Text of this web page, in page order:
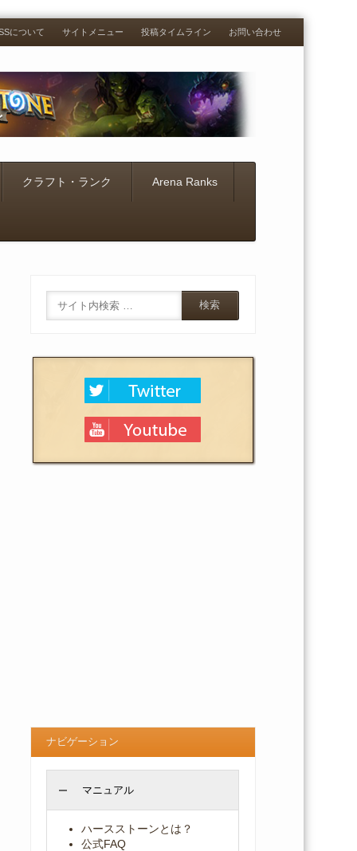
について サイトメニュー 投稿タイムライン お問い合わせ
クラフト・ランク Arena Ranks
ナビゲーション
マニュアル
ハースストーンとは？
公式FAQ